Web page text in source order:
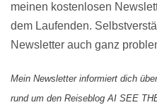
meinen kostenlosen
dem Laufenden.
Newsletter auch ganz
Mein Newsletter informiert dich
rund um den Reiseblog AI SEE